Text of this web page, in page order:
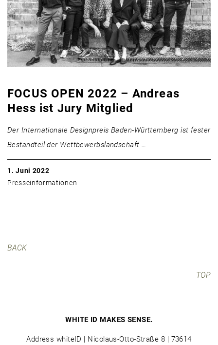
FOCUS OPEN 2022 – Andreas
Hess ist Jury Mitglied
Der Internationale Designpreis Baden-Württemberg ist fester
Bestandteil der Wettbewerbslandschaft …
1. Juni 2022
Presseinformationen
BACK
TOP
WHITE ID MAKES SENSE.
Address whiteID | Nicolaus-Otto-Straße 8 | 73614